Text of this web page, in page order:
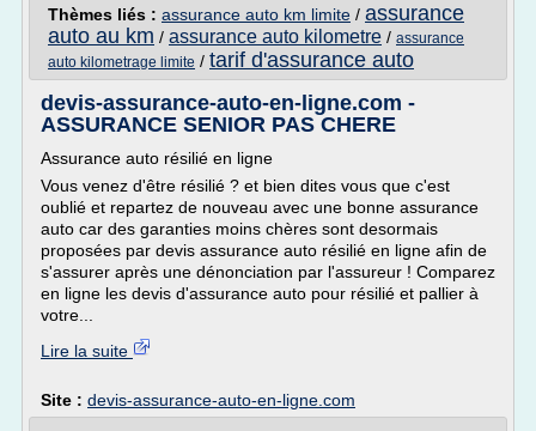
Thèmes liés : assurance auto km limite / assurance
auto au km / assurance auto kilometre / assurance
auto kilometrage limite / tarif d'assurance auto
devis-assurance-auto-en-ligne.com -
ASSURANCE SENIOR PAS CHERE
Assurance auto résilié en ligne
Vous venez d'être résilié ? et bien dites vous que c'est
oublié et repartez de nouveau avec une bonne assurance
auto car des garanties moins chères sont desormais
proposées par devis assurance auto résilié en ligne afin de
s'assurer après une dénonciation par l'assureur ! Comparez
en ligne les devis d'assurance auto pour résilié et pallier à
votre...
Lire la suite
Site : devis-assurance-auto-en-ligne.com